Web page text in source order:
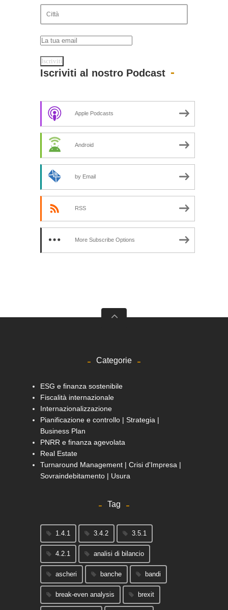
Iscriviti al nostro Podcast
Apple Podcasts
Android
by Email
RSS
More Subscribe Options
Categorie
ESG e finanza sostenibile
Fiscalità internazionale
Internazionalizzazione
Pianificazione e controllo | Strategia |
Business Plan
PNRR e finanza agevolata
Real Estate
Turnaround Management | Crisi d'Impresa |
Sovraindebitamento | Usura
Tag
1.4.1 3.4.2 3.5.1
4.2.1 analisi di bilancio
ascheri banche bandi
break-even analysis brexit